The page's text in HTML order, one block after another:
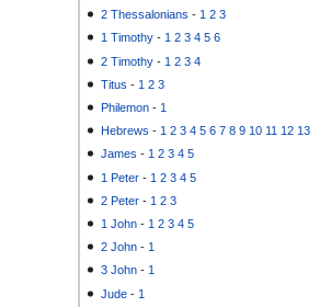
2 Thessalonians - 1 2 3
1 Timothy -1 2 3 4 5 6
2 Timothy - 1 2 3 4
Titus - 1 2 3
Philemon - 1
Hebrews - 1 2 3 4 5 6 7 8 9 10 11 12 13
James -1 2 3 4 5
1 Peter - 1 2 3 4 5
2 Peter - 1 2 3
1 John - 1 2 3 4 5
2 John - 1
3 John -1
Jude - 1